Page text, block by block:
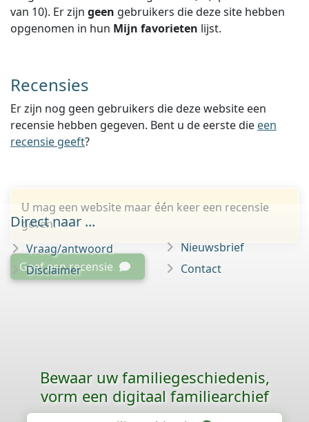
van 10). Er zijn geen gebruikers die deze site hebben
opgenomen in hun Mijn favorieten lijst.
Recensies
Er zijn nog geen gebruikers die deze website een
recensie hebben gegeven. Bent u de eerste die een
recensie geeft?
U mag een website maar één keer een recensie
geven.
Geef een recensie
Direct naar ...
Vraag/antwoord
Disclaimer
Nieuwsbrief
Contact
Bewaar uw familie­geschiedenis,
vorm een digitaal familiearchief